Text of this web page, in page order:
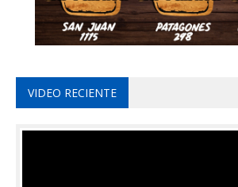
VIDEO RECIENTE